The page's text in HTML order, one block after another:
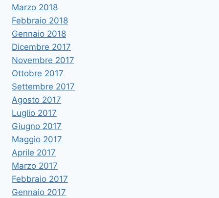
Marzo 2018
Febbraio 2018
Gennaio 2018
Dicembre 2017
Novembre 2017
Ottobre 2017
Settembre 2017
Agosto 2017
Luglio 2017
Giugno 2017
Maggio 2017
Aprile 2017
Marzo 2017
Febbraio 2017
Gennaio 2017